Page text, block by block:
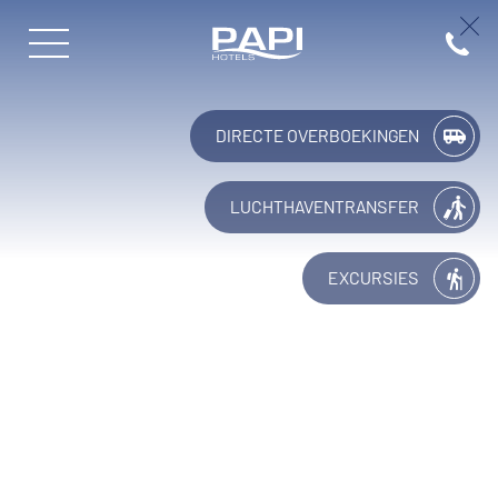
Papi Hotels
(+34)
DIRECTE OVERBOEKINGEN
EXCURSIES
LUCHTHAVENTRANSFER